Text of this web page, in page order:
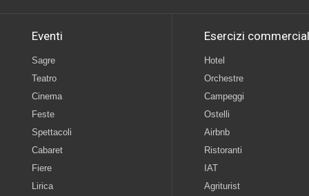
Eventi
Sagre
Teatro
Cinema
Feste
Spettacoli
Cabaret
Fiere
Lirica
Esercizi
Hotel
Orchestre
Campeggi
Ostelli
Airbnb
Ristoranti
IAT
Agriturist